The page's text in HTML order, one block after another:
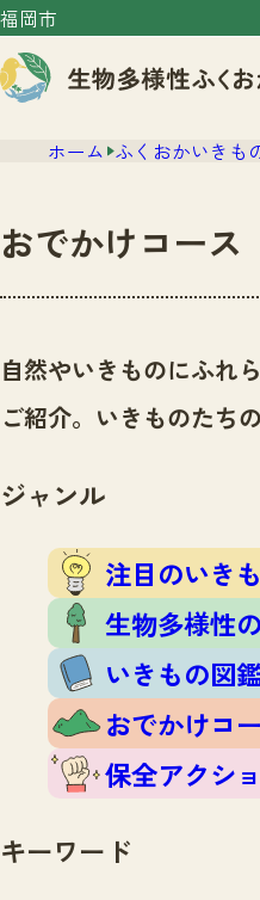
福岡市
センター紹介
センター紹介
サイトポリシー
ニュース
いきものガイド
注目のいきもの
生物多様性のめ
いきもの図鑑
おでかけコース
保全アクション
イベント
いきもの調査隊
調査レポート
調査レポート
調査結果
ふくおかいきも
マッチング
マッチングTOP
掲載申し込みフ
お問合せ
ホーム ふくおかいきも
おでかけコース
自然やいきものにふれ
ご紹介。いきものたち
ジャンル
注目のいき
生物多様性
いきもの図
おでかけコ
保全アクシ
キーワード